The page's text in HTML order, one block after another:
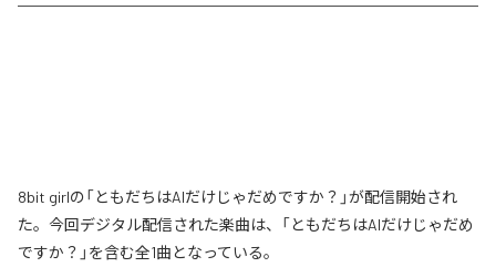
8bit girlの「ともだちはAIだけじゃだめですか？」が配信開始され
た。今回デジタル配信された楽曲は、「ともだちはAIだけじゃだめ
ですか？」を含む全1曲となっている。